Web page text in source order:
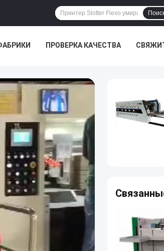
ПРОВЕРКА КАЧЕСТВА